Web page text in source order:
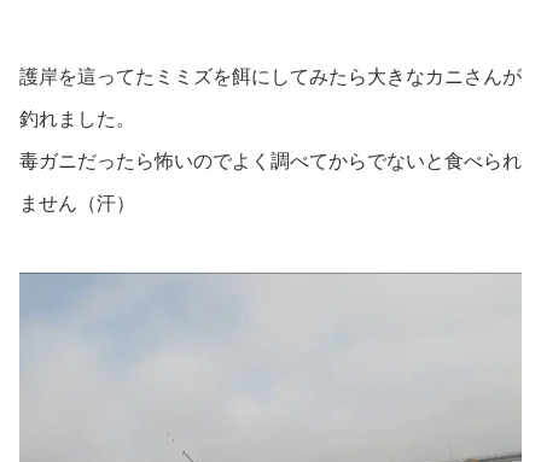
護岸を這ってたミミズを餌にしてみたら大きなカニさんが
釣れました。
毒ガニだったら怖いのでよく調べてからでないと食べられ
ません（汗）